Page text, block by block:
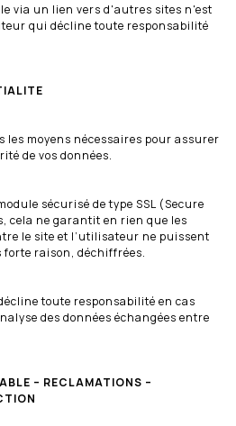
via un lien vers d'autres sites n'est
qui décline toute responsabilité
les moyens nécessaires pour assurer
de vos données.
sécurisé de type SSL (Secure
cela ne garantit en rien que les
le site et l’utilisateur ne puissent
raison, déchiffrées.
toute responsabilité en cas
des données échangées entre
– RECLAMATIONS –